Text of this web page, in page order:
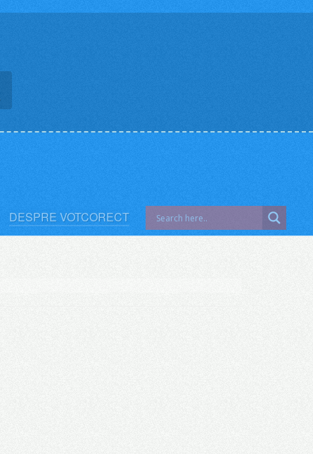
DESPRE VOTCORECT